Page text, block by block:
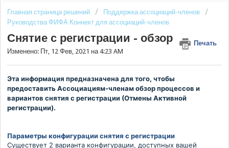
Главная страница решений
Поддержка ассоциаций-членов
Руководства ФИФА Коннект для ассоциаций-членов
Снятие с регистрации - обзор
Печать
Изменено: Пт, 12 Фев, 2021 на 4:23 AM
Эта информация предназначена для того, чтобы
предоставить Ассоциациям-членам обзор процессов и
вариантов снятия с регистрации (Отмены Активной
регистрации).
Параметры конфигурации снятия с регистрации
Существует 2 варианта конфигурации, доступных вашей